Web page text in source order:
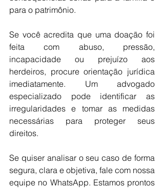
para o patrimônio.
Se você acredita que uma doação foi
feita com abuso, pressão,
incapacidade ou prejuízo aos
herdeiros, procure orientação jurídica
imediatamente. Um advogado
especializado pode identificar as
irregularidades e tomar as medidas
necessárias para proteger seus
direitos.
Se quiser analisar o seu caso de forma
segura, clara e objetiva, fale com nossa
equipe no WhatsApp. Estamos prontos